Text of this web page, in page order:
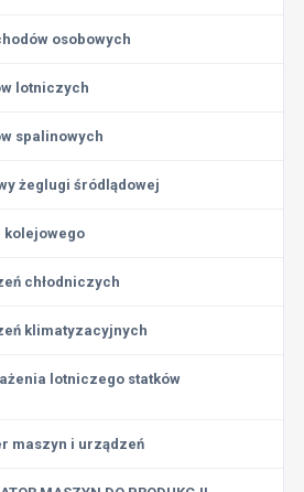
osobowych
lotniczych
spalinowych
żeglugi śródlądowej
kolejowego
chłodniczych
klimatyzacyjnych
lotniczego statków
maszyn i urządzeń